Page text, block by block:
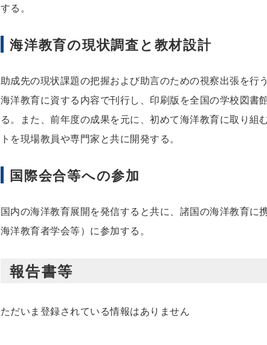
する。
海洋教育の現状調査と教材設計
助成先の現状課題の把握および助言のための視察出張を行
海洋教育に資する内容で刊行し、印刷版を全国の学校図書
る。また、前年度の成果を元に、初めて海洋教育に取り組
トを現場教員や専門家と共に開発する。
国際会合等への参加
国内の海洋教育展開を発信すると共に、諸国の海洋教育に
海洋教育者学会等）に参加する。
報告書等
ただいま登録されている情報はありません